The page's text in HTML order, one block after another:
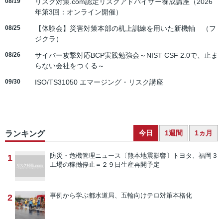
年第3回：オンライン開催）
08/25
【体験会】災害対策本部の机上訓練を用いた新機軸 （フ
ジクラ）
08/26
サイバー攻撃対応BCP実践勉強会～NIST CSF 2.0で、止ま
らない会社をつくる～
09/30 ISO/TS31050 エマージング・リスク講座
ランキング 今日 1週間 1ヵ月
1 防災・危機管理ニュース 〔熊本地震影響〕トヨタ、福岡３
工場の稼働停止＝２９日生産再開予定
2 事例から学ぶ都水道局、五輪向けテロ対策本格化